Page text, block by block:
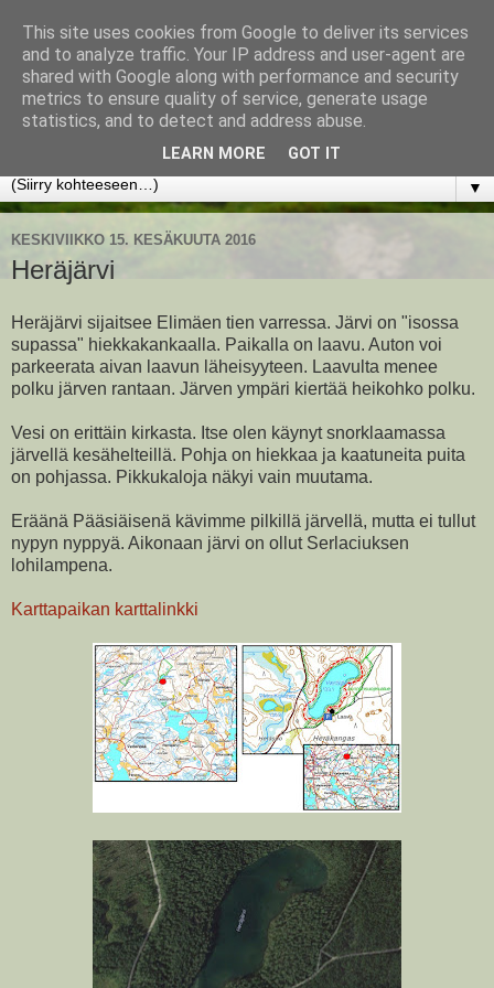
www.jyrkikokko.fi
Uusi Suunta - Jokainen hetki tarjoaa tilaisuuden muuttaa
▼
KESKIVIIKKO 15. KESÄKUUTA 2016
Heräjärvi
Heräjärvi sijaitsee Elimäen tien varressa. Järvi on "isossa
supassa" hiekkakankaalla. Paikalla on laavu. Auton voi
parkeerata aivan laavun läheisyyteen. Laavulta menee
polku järven rantaan. Järven ympäri kiertää heikohko polku.
Vesi on erittäin kirkasta. Itse olen käynyt snorklaamassa
järvellä kesähelteillä. Pohja on hiekkaa ja kaatuneita puita
on pohjassa. Pikkukaloja näkyi vain muutama.
Eräänä Pääsiäisenä kävimme pilkillä järvellä, mutta ei tullut
nypyn nyppyä. Aikonaan järvi on ollut Serlaciuksen
lohilampena.
Karttapaikan karttalinkki
This site uses cookies from Google to deliver its services
and to analyze traffic. Your IP address and user-agent are
shared with Google along with performance and security
metrics to ensure quality of service, generate usage
statistics, and to detect and address abuse.
LEARN MORE GOT IT